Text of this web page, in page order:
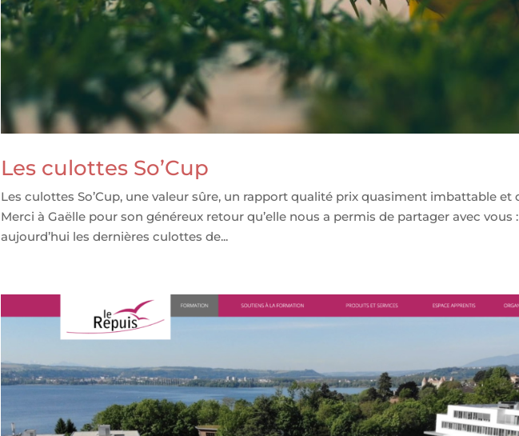
Les culottes So’Cup
Les culottes So’Cup, une valeur sûre, un rapport qualité prix quasiment imbattable et
Merci à Gaëlle pour son généreux retour qu’elle nous a permis de partager avec vous :
aujourd’hui les dernières culottes de...